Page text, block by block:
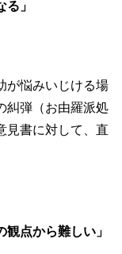
」
が悩みいじける場
糾弾（お由羅派処
見書に対して、直
観点から難しい」